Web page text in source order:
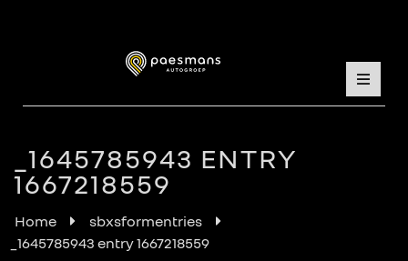
_1645785943 ENTRY
1667218559
Home
sbxsformentries
_1645785943 entry 1667218559